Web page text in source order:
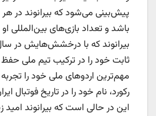
پیش‌بینی می‌شود که بیرانوند در
باشد و تعداد بازی‌های بین‌المللی او به
بیرانوند که با درخشش‌هایش در
ثابت خود را در ترکیب تیم ملی حفظ
مهم‌ترین اردوهای ملی خود را
رکورد، نام خود را در تاریخ فوتبال